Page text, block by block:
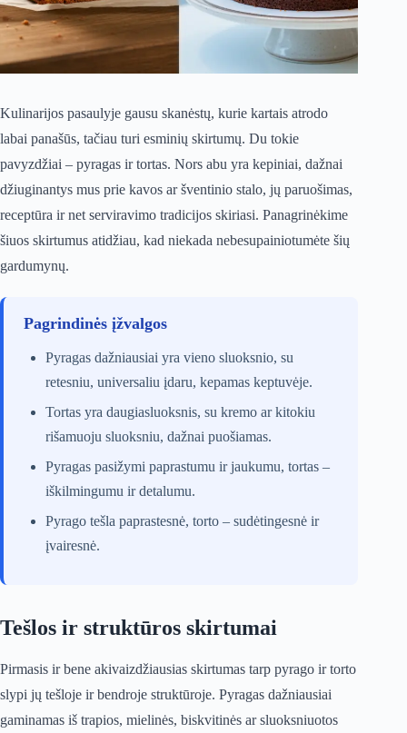
Kulinarijos pasaulyje gausu skanėstų, kurie kartais atrodo
labai panašūs, tačiau turi esminių skirtumų. Du tokie
pavyzdžiai – pyragas ir tortas. Nors abu yra kepiniai, dažnai
džiuginantys mus prie kavos ar šventinio stalo, jų paruošimas,
receptūra ir net serviravimo tradicijos skiriasi. Panagrinėkime
šiuos skirtumus atidžiau, kad niekada nebesupainiotumėte šių
gardumynų.
Pagrindinės įžvalgos
Pyragas dažniausiai yra vieno sluoksnio, su
retesniu, universaliu įdaru, kepamas keptuvėje.
Tortas yra daugiasluoksnis, su kremo ar kitokiu
rišamuoju sluoksniu, dažnai puošiamas.
Pyragas pasižymi paprastumu ir jaukumu, tortas –
iškilmingumu ir detalumu.
Pyrago tešla paprastesnė, torto – sudėtingesnė ir
įvairesnė.
Tešlos ir struktūros skirtumai
Pirmasis ir bene akivaizdžiausias skirtumas tarp pyrago ir torto
slypi jų tešloje ir bendroje struktūroje. Pyragas dažniausiai
gaminamas iš trapios, mielinės, biskvitinės ar sluoksniuotos